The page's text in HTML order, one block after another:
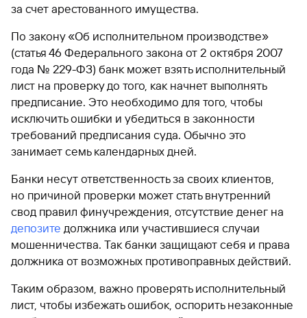
за счет арестованного имущества.
По закону «Об исполнительном производстве»
(статья 46 Федерального закона от 2 октября 2007
года № 229-ФЗ) банк может взять исполнительный
лист на проверку до того, как начнет выполнять
предписание. Это необходимо для того, чтобы
исключить ошибки и убедиться в законности
требований предписания суда. Обычно это
занимает семь календарных дней.
Банки несут ответственность за своих клиентов,
но причиной проверки может стать внутренний
свод правил финучреждения, отсутствие денег на
депозите должника или участившиеся случаи
мошенничества. Так банки защищают себя и права
должника от возможных противоправных действий.
Таким образом, важно проверять исполнительный
лист, чтобы избежать ошибок, оспорить незаконные